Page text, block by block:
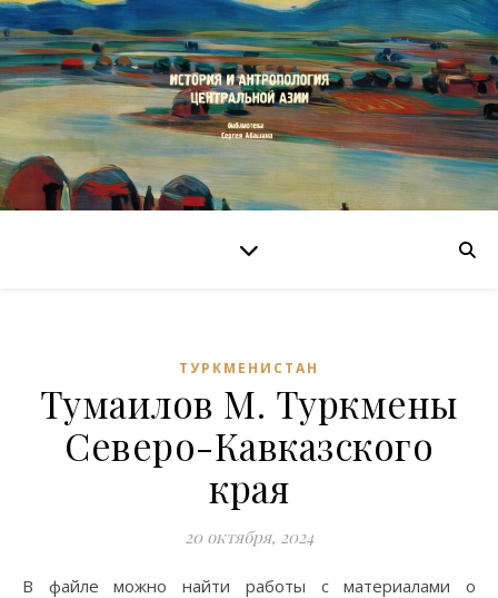
ТУРКМЕНИСТАН
Тумаилов М. Туркмены
Северо-Кавказского
края
20 октября, 2024
В файле можно найти работы с материалами о